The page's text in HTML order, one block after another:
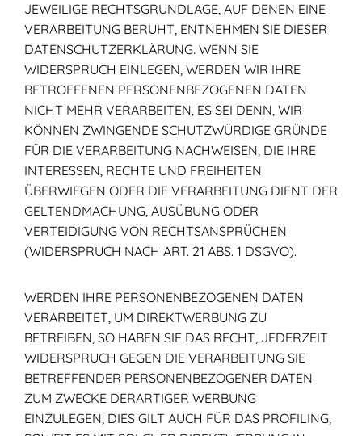
JEWEILIGE RECHTSGRUNDLAGE, AUF DENEN EINE
VERARBEITUNG BERUHT, ENTNEHMEN SIE DIESER
DATENSCHUTZERKLÄRUNG. WENN SIE
WIDERSPRUCH EINLEGEN, WERDEN WIR IHRE
BETROFFENEN PERSONENBEZOGENEN DATEN
NICHT MEHR VERARBEITEN, ES SEI DENN, WIR
KÖNNEN ZWINGENDE SCHUTZWÜRDIGE GRÜNDE
FÜR DIE VERARBEITUNG NACHWEISEN, DIE IHRE
INTERESSEN, RECHTE UND FREIHEITEN
ÜBERWIEGEN ODER DIE VERARBEITUNG DIENT DER
GELTENDMACHUNG, AUSÜBUNG ODER
VERTEIDIGUNG VON RECHTSANSPRÜCHEN
(WIDERSPRUCH NACH ART. 21 ABS. 1 DSGVO).
WERDEN IHRE PERSONENBEZOGENEN DATEN
VERARBEITET, UM DIREKTWERBUNG ZU
BETREIBEN, SO HABEN SIE DAS RECHT, JEDERZEIT
WIDERSPRUCH GEGEN DIE VERARBEITUNG SIE
BETREFFENDER PERSONENBEZOGENER DATEN
ZUM ZWECKE DERARTIGER WERBUNG
EINZULEGEN; DIES GILT AUCH FÜR DAS PROFILING,